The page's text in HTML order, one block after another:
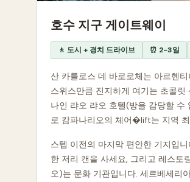
호수 지구 게이트웨이
🚶 도시 + 경치 드라이브 ⏰ 2-3일
산 카를로스 데 바로로체는 아르헨
스위스만큼 진지하게 여기는 초콜
나인 랴오 랴오 호텔(방을 감당할 수
로 캄파나리오의 체어�lift는 지역
스텝 이전의 마지막 편안한 기지입
한 저리 캔을 사세요, 그리고 레스토
오)는 문화 기관입니다. 세르베세리